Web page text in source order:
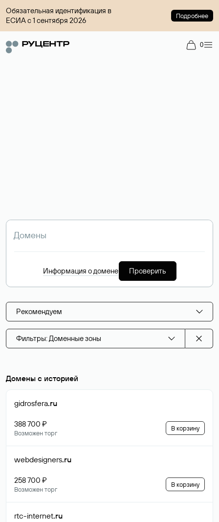
Обязательная идентификация в
ЕСИА с 1 сентября 2026
Подробнее
0
Информация о домене Проверить
Рекомендуем
Фильтры: Доменные зоны
Домены с историей
gidrosfera.ru
388 700 ₽
Возможен торг
В корзину
webdesigners.ru
258 700 ₽
Возможен торг
В корзину
rtc-internet.ru